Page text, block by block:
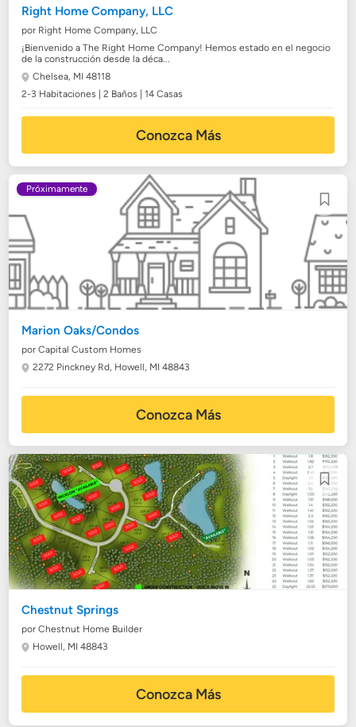
Right Home Company, LLC
por Right Home Company, LLC
¡Bienvenido a The Right Home Company! Hemos estado en el negocio
de la construcción desde la déca...
Chelsea, MI 48118
2-3 Habitaciones | 2 Baños | 14 Casas
Conozca Más
Próximamente
Marion Oaks/Condos
por Capital Custom Homes
2272 Pinckney Rd, Howell, MI 48843
Conozca Más
Chestnut Springs
por Chestnut Home Builder
Howell, MI 48843
Conozca Más